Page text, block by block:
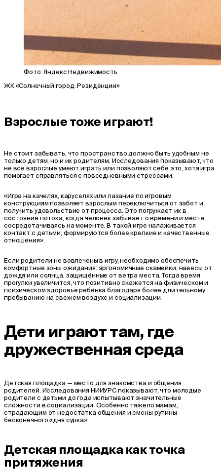
Фото: Яндекс Недвижимость
ЖК «Солнечный город. Резиденции»
Взрослые тоже играют!
Не стоит забывать, что пространство должно быть удобным не
только детям, но и их родителям. Исследования показывают, что
не все взрослые умеют играть или позволяют себе это, хотя игра
помогает справляться с повседневными стрессами.
«Игра на качелях, каруселях или лазание по игровым
конструкциям позволяет взрослым переключиться от забот и
получить удовольствие от процесса. Это погружает их в
состояние потока, когда человек забывает о времени и месте,
сосредотачиваясь на моменте. В такой игре налаживается
контакт с детьми, формируются более крепкие и качественные
отношения».
Если родители не вовлечены в игру, необходимо обеспечить
комфортные зоны ожидания: эргономичные скамейки, навесы от
дождя или солнца, защищённые от ветра места. Тогда время
прогулки увеличится, что позитивно скажется на физическом и
психическом здоровье ребёнка благодаря более длительному
пребыванию на свежем воздухе и социализации.
Дети играют там, где
дружественная среда
Детская площадка — место для знакомства и общения
родителей. Исследования НИИУРС показывают, что молодые
родители с детьми до года испытывают значительные
сложности в социализации. Особенно тяжело мамам,
страдающим от недостатка общения и смены рутины
бесконечного «дня сурка».
Детская площадка как точка
притяжения